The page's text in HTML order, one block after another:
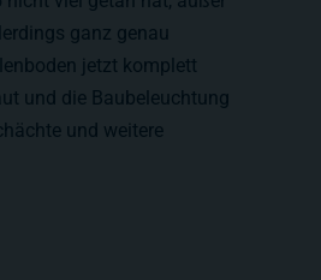
ganz genau
jetzt komplett
und die Baubeleuchtung
und weitere